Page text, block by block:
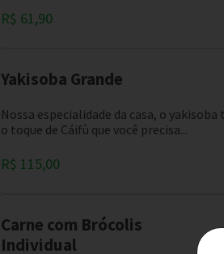
R$ 61,90
Yakisoba Grande
Nossa especialidade da casa, o yakisoba
o toque de Cáifù que você precisa...
R$ 115,00
Carne com Brócolis
Individual